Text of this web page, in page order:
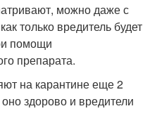
можно даже с
только вредитель будет
помощи
препарата.
на карантине еще 2
здорово и вредители